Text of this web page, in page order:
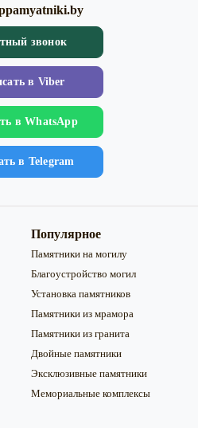
звонок
в Viber
в WhatsApp
в Telegram
Популярное
Памятники на могилу
Благоустройство могил
Установка памятников
Памятники из мрамора
Памятники из гранита
Двойные памятники
Эксклюзивные памятники
Мемориальные комплексы